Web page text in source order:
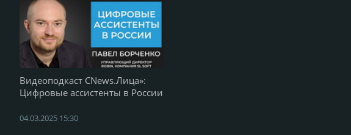
Видеоподкаст CNews.Лица»:
Цифровые ассистенты в России
04.03.2025 15:30